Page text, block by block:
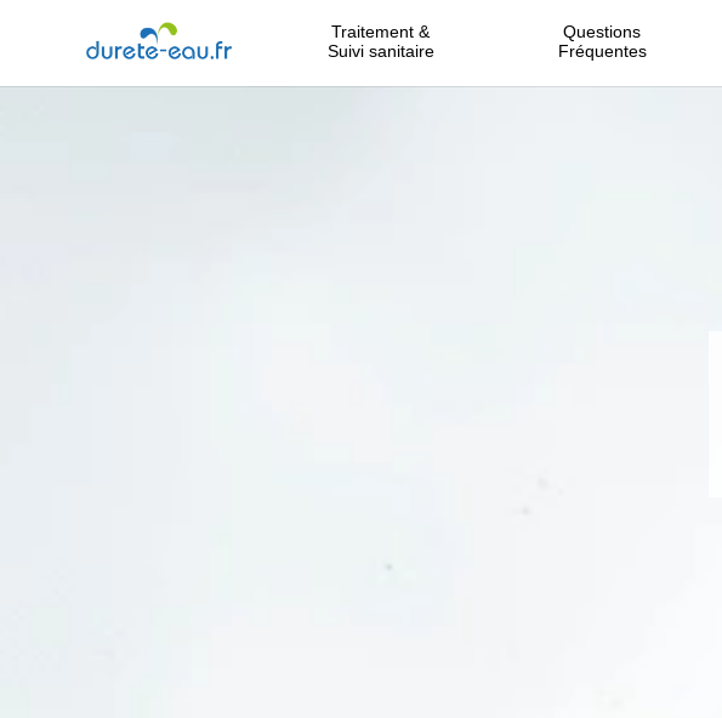
Traitement &
Suivi sanitaire
Questions
Fréquentes